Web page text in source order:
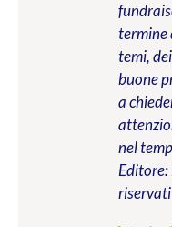
termine
temi,
buone
a
nel
Editore:
riservati